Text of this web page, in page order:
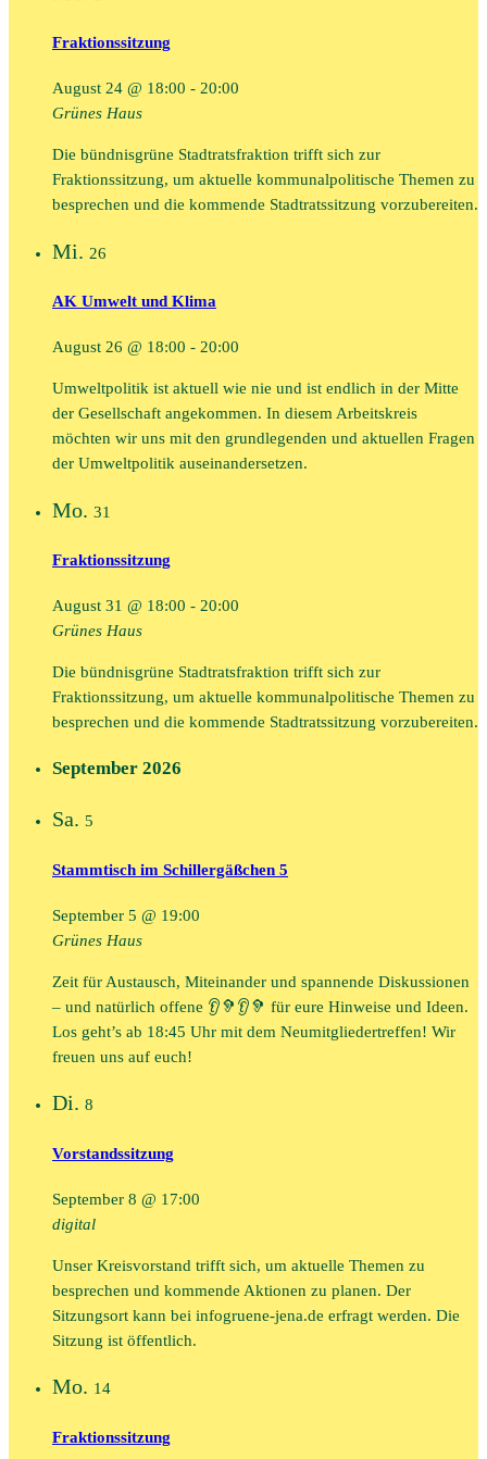
Fraktionssitzung
August 24 @ 18:00 - 20:00
Grünes Haus
Die bündnisgrüne Stadtratsfraktion trifft sich zur
Fraktionssitzung, um aktuelle kommunalpolitische Themen zu
besprechen und die kommende Stadtratssitzung vorzubereiten.
Mi. 26
AK Umwelt und Klima
August 26 @ 18:00 - 20:00
Umweltpolitik ist aktuell wie nie und ist endlich in der Mitte
der Gesellschaft angekommen. In diesem Arbeitskreis
möchten wir uns mit den grundlegenden und aktuellen Fragen
der Umweltpolitik auseinandersetzen.
Mo. 31
Fraktionssitzung
August 31 @ 18:00 - 20:00
Grünes Haus
Die bündnisgrüne Stadtratsfraktion trifft sich zur
Fraktionssitzung, um aktuelle kommunalpolitische Themen zu
besprechen und die kommende Stadtratssitzung vorzubereiten.
September 2026
Sa. 5
Stammtisch im Schillergäßchen 5
September 5 @ 19:00
Grünes Haus
Zeit für Austausch, Miteinander und spannende Diskussionen
– und natürlich offene 👂🦻👂🦻 für eure Hinweise und Ideen.
Los geht’s ab 18:45 Uhr mit dem Neumitgliedertreffen! Wir
freuen uns auf euch!
Di. 8
Vorstandssitzung
September 8 @ 17:00
digital
Unser Kreisvorstand trifft sich, um aktuelle Themen zu
besprechen und kommende Aktionen zu planen. Der
Sitzungsort kann bei infogruene-jena.de erfragt werden. Die
Sitzung ist öffentlich.
Mo. 14
Fraktionssitzung